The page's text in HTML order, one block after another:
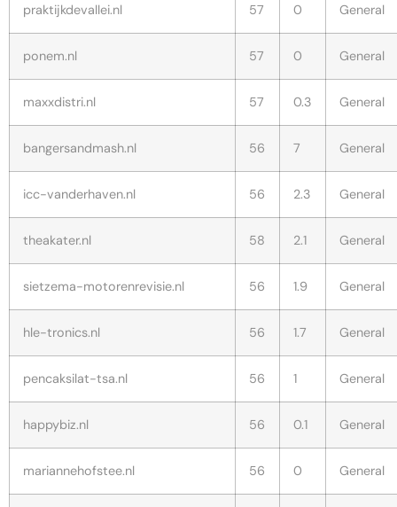
praktijkdevallei.nl 57 0 General
ponem.nl 57 0 General
maxxdistri.nl 57 0.3 General
bangersandmash.nl 56 7 General
icc-vanderhaven.nl 56 2.3 General
theakater.nl 58 2.1 General
sietzema-motorenrevisie.nl 56 1.9 General
hle-tronics.nl 56 1.7 General
pencaksilat-tsa.nl 56 1 General
happybiz.nl 56 0.1 General
mariannehofstee.nl 56 0 General